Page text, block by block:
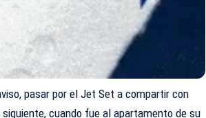
pasar por elJet Seta compartir con
cuando fue al apartamento de su